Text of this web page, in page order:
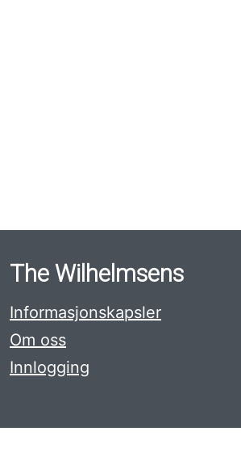
The Wilhelmsens
Informasjonskapsler
Om oss
Innlogging